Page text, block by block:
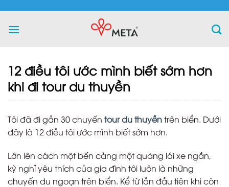
content
12 điều tôi ước mình biết sớm hơn
khi đi tour du thuyền
Tôi đã đi gần 30 chuyến tour du thuyềntrên biển. Dưới
đây là 12 điều tôi ước mình biết sớm hơn.
Lớn lên cách một bến cảng một quãng lái xe ngắn,
kỳ nghỉ yêu thích của gia đình tôi luôn là những
chuyến du ngoạn trên biển. Kể từ lần đầu tiên khi còn